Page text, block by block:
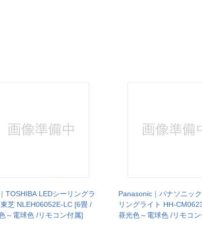
TOSHIBA LEDシーリングラ
芝 NLEH06052E-LC [6畳 /
～電球色 /リモコン付属]
Panasonic｜パナソニッ
リングライト HH-
昼光色～電球色 /リモコ